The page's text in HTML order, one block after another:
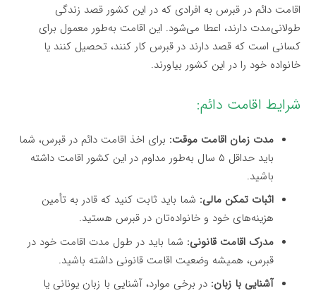
اقامت دائم در قبرس به افرادی که در این کشور قصد زندگی
طولانی‌مدت دارند، اعطا می‌شود. این اقامت به‌طور معمول برای
کسانی است که قصد دارند در قبرس کار کنند، تحصیل کنند یا
خانواده خود را در این کشور بیاورند.
شرایط اقامت دائم:
مدت زمان اقامت موقت: برای اخذ اقامت دائم در قبرس، شما
باید حداقل ۵ سال به‌طور مداوم در این کشور اقامت داشته
باشید.
اثبات تمکن مالی: شما باید ثابت کنید که قادر به تأمین
هزینه‌های خود و خانواده‌تان در قبرس هستید.
مدرک اقامت قانونی: شما باید در طول مدت اقامت خود در
قبرس، همیشه وضعیت اقامت قانونی داشته باشید.
آشنایی با زبان: در برخی موارد، آشنایی با زبان یونانی یا